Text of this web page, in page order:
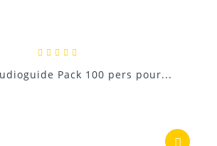
Pack 100 pers pour...